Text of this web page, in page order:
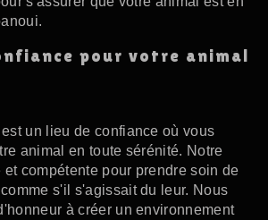
pour votre animal
un lieu de confiance où vous
animal en toute sérénité. Notre
compétente pour prendre soin de
s'il s'agissait du leur. Nous
à créer un environnement